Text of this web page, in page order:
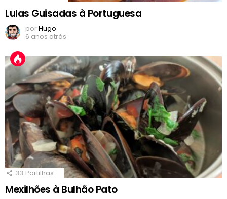
Lulas Guisadas à Portuguesa
porHugo
6 anos atrás
33 Partilhas
Mexilhões à Bulhão Pato